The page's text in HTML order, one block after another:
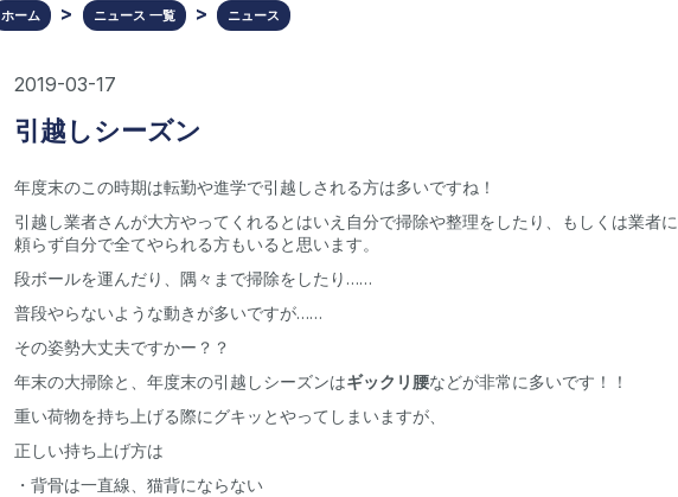
ホーム ニュース 一覧 ニュース
2019-03-17
引越しシーズン
年度末のこの時期は転勤や進学で引越しされる方は多いですね！
引越し業者さんが大方やってくれるとはいえ自分で掃除や整理をしたり、もしくは業者に
頼らず自分で全てやられる方もいると思います。
段ボールを運んだり、隅々まで掃除をしたり……
普段やらないような動きが多いですが……
その姿勢大丈夫ですかー？？
年末の大掃除と、年度末の引越しシーズンはギックリ腰などが非常に多いです！！
重い荷物を持ち上げる際にグキッとやってしまいますが、
正しい持ち上げ方は
・背骨は一直線、猫背にならない